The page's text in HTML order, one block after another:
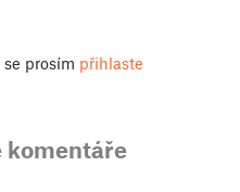
prosím přihlaste
komentáře